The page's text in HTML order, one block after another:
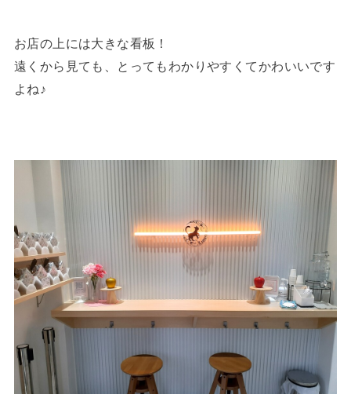
お店の上には大きな看板！
遠くから見ても、とってもわかりやすくてかわいいです
よね♪